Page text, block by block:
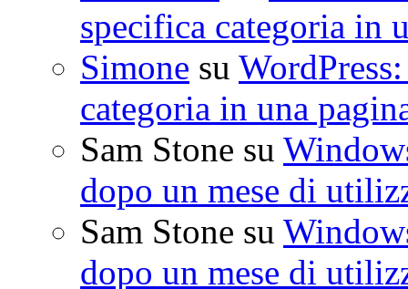
specifica categoria in
Simone su
categoria in una
Sam Stone su
dopo un mese di
Sam Stone su
dopo un mese di